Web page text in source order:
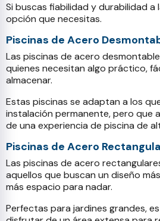
Si buscas fiabilidad y durabilidad a
opción que necesitas.
Piscinas de Acero
Las piscinas de acero
quienes necesitan algo práctico,
almacenar.
Estas piscinas se adaptan a los
instalación permanente, pero que
de una experiencia de piscina de
Piscinas de Acero
Las piscinas de acero
aquellos que buscan un diseño
más espacio para nadar.
Perfectas para jardines grandes,